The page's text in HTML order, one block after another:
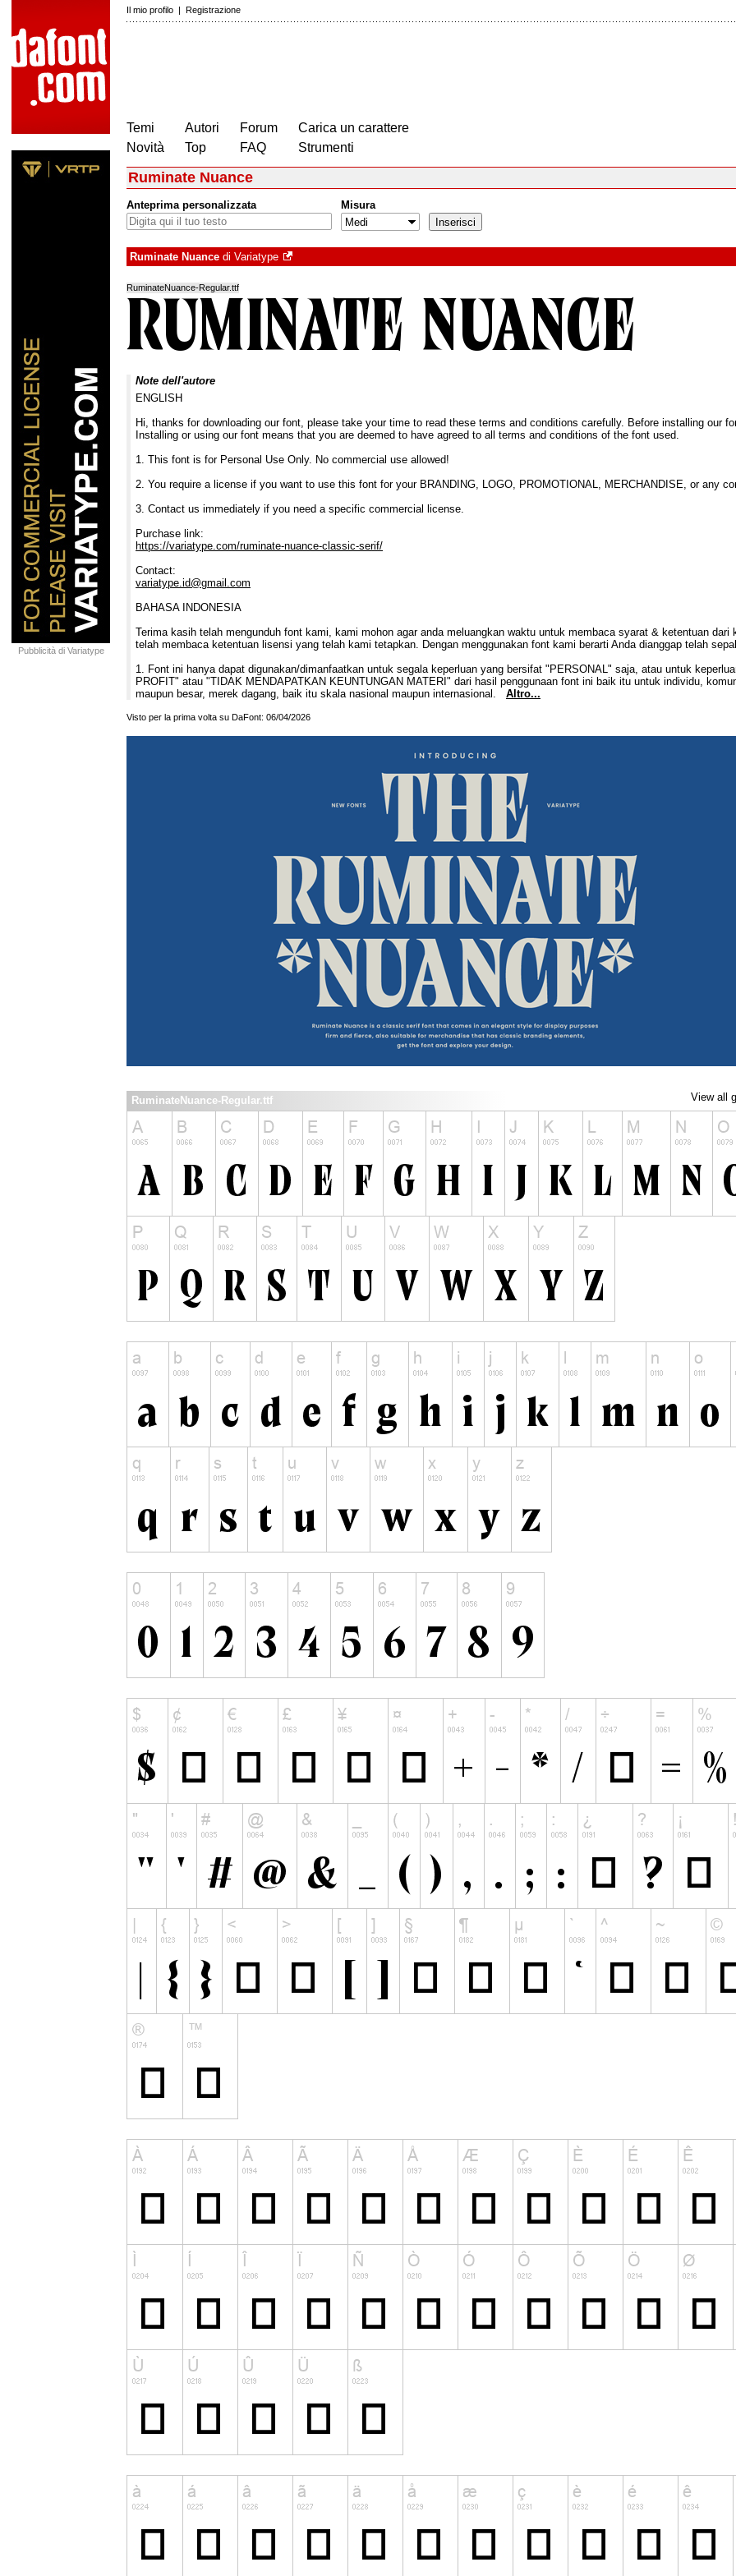
Il mio profilo | Registrazione
Temi
Novità
Autori
Top
Forum
FAQ
Carica un carattere
Strumenti
Pubblicità di Variatype
Ruminate Nuance
Anteprima personalizzata Misura
Ruminate Nuance di Variatype
RuminateNuance-Regular.ttf
Note dell'autore
ENGLISH
Hi, thanks for downloading our font, please take your time to read these terms and conditions carefully. Before installing our
Installing or using our font means that you are deemed to have agreed to all terms and conditions of the font used.
1. This font is for Personal Use Only. No commercial use allowed!
2. You require a license if you want to use this font for your BRANDING, LOGO, PROMOTIONAL, MERCHANDISE, or any
3. Contact us immediately if you need a specific commercial license.
Purchase link:
https://variatype.com/ruminate-nuance-classic-serif/
Contact:
variatype.id@gmail.com
BAHASA INDONESIA
Terima kasih telah mengunduh font kami, kami mohon agar anda meluangkan waktu untuk membaca syarat & ketentuan
telah membaca ketentuan lisensi yang telah kami tetapkan. Dengan menggunakan font kami berarti Anda dianggap telah
1. Font ini hanya dapat digunakan/dimanfaatkan untuk segala keperluan yang bersifat "PERSONAL" saja, atau untuk
PROFIT" atau "TIDAK MENDAPATKAN KEUNTUNGAN MATERI" dari hasil penggunaan font ini baik itu untuk individu,
maupun besar, merek dagang, baik itu skala nasional maupun internasional. Altro...
Visto per la prima volta su DaFont: 06/04/2026
View all
RuminateNuance-Regular.ttf